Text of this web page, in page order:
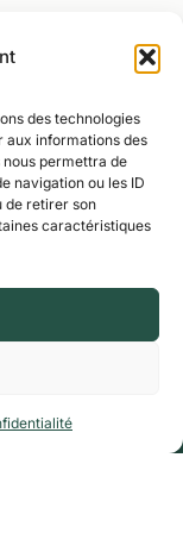
des technologies
aux informations des
permettra de
navigation ou les ID
de retirer son
caractéristiques
depuis 1984.